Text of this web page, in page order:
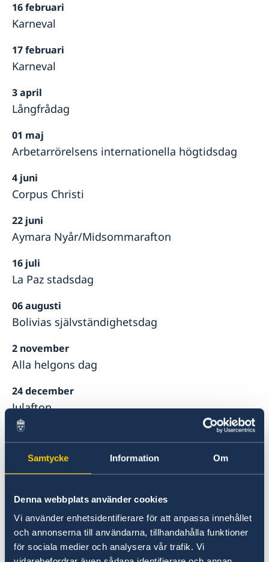
Samtycke Information Om
Denna webbplats använder cookies
Vi använder enhetsidentifierare för att anpassa innehållet
och annonserna till användarna, tillhandahålla funktioner
för sociala medier och analysera vår trafik. Vi
16 februari
Karneval
17 februari
Karneval
3 april
Långfrådag
01 maj
Arbetarrörelsens internationella högtidsdag
4 juni
Corpus Christi
22 juni
Aymara Nyår/Midsommarafton
16 juli
La Paz stadsdag
06 augusti
Bolivias självständighetsdag
2 november
Alla helgons dag
24 december
Julafton
25 december
26 december
Annandag jul
31 december
Nyårsafton